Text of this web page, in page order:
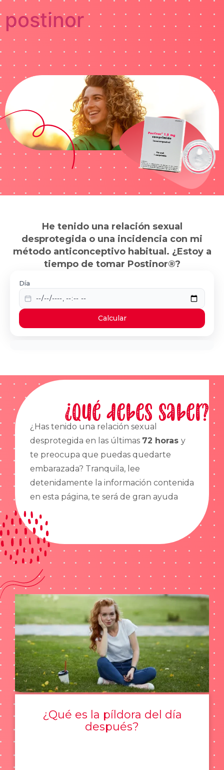
postinor
He tenido una relación sexual
desprotegida o una incidencia con mi
método anticonceptivo habitual. ¿Estoy a
tiempo de tomar Postinor®?
Día
Calcular
¿Qué debes saber?
¿Has tenido una relación sexual
desprotegida en las últimas 72 horas y
te preocupa que puedas quedarte
embarazada? Tranquila, lee
detenidamente la información contenida
en esta página, te será de gran ayuda
¿Qué es la píldora del día
después?